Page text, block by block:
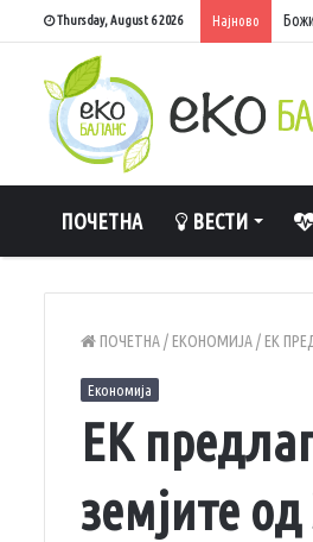
Thursday, August 6 2026 Најново
ПОЧЕТНА ВЕСТИ
ПОЧЕТНА/ ЕКОНОМИЈА/ ЕК
Економија
ЕК
земјите